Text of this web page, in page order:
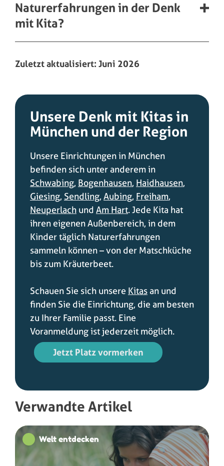
Naturerfahrungen in der Denk
mit Kita?
Zuletzt aktualisiert: Juni 2026
Unsere Denk mit Kitas in
München und der Region
Unsere Einrichtungen in München
befinden sich unter anderem in
Schwabing, Bogenhausen, Haidhausen,
Giesing, Sendling, Aubing, Freiham,
Neuperlach und Am Hart. Jede Kita hat
ihren eigenen Außenbereich, in dem
Kinder täglich Naturerfahrungen
sammeln können – von der Matschküche
bis zum Kräuterbeet.
Schauen Sie sich unsere Kitasan und
finden Sie die Einrichtung, die am besten
zu Ihrer Familie passt. Eine
Voranmeldung ist jederzeit möglich.
Jetzt Platz vormerken
Verwandte Artikel
Welt entdecken